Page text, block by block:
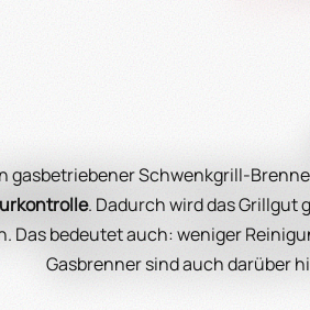
gasbetriebener Schwenkgrill-
. Dadurch wird das Grillgut
Das bedeutet auch: weniger
Gasbrenner sind auch darüber